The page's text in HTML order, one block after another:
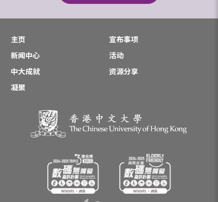
主页
宣布事项
新闻中心
活动
中大成就
资源分享
凝聚